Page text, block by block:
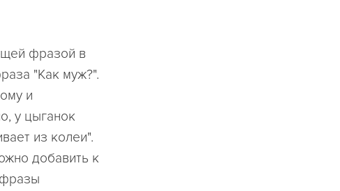
фразой в
"Как муж?".
и
у цыганок
из колеи".
добавить к